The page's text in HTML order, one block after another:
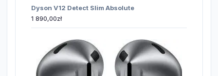
Dyson V12 Detect Slim Absolute
1 890,00zł